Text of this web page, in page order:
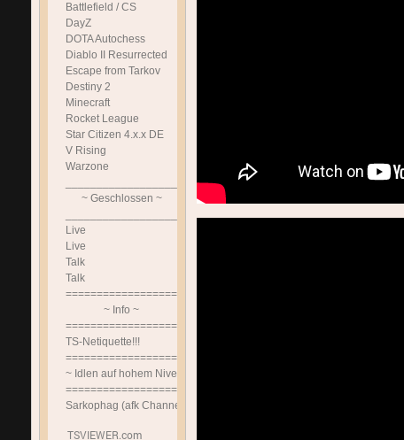
Battlefield / CS
DayZ
DOTA Autochess
Diablo II Resurrected
Escape from Tarkov
Destiny 2
Minecraft
Rocket League
Star Citizen 4.x.x DE
V Rising
Warzone
______________________________
~ Geschlossen ~
Live
Live
Talk
Talk
==============================
~ Info ~
==============================
TS-Netiquette!!!
==============================
~ Idlen auf hohem Niveau ~
==============================
Sarkophag (afk Channel)